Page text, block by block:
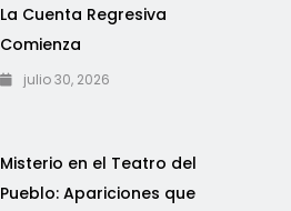
La Cuenta Regresiva
Comienza
julio 30, 2026
Misterio en el Teatro del
Pueblo: Apariciones que